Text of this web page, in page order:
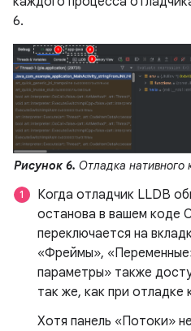
6.
Рисунок 6. Отладка нативного
Когда отладчик LLDB
останова в вашем коде
переключается на
«Фреймы»,
параметры» также
так же, как при отладке
Хотя панель «Потоки»